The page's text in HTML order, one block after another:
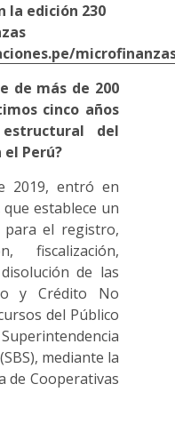
la edición 230
de más de 200
cinco años
del
Perú?
2019, entró en
que establece un
para el registro,
fiscalización,
de las
y Crédito No
del Público
mediante la
de Cooperativas